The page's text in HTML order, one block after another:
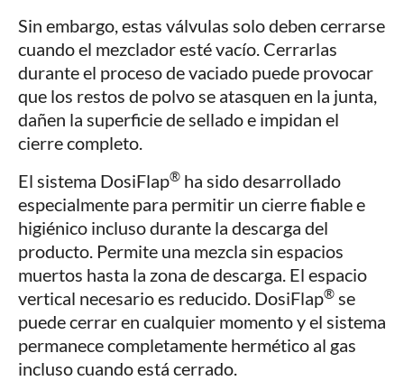
Sin embargo, estas válvulas solo deben cerrarse
cuando el mezclador esté vacío. Cerrarlas
durante el proceso de vaciado puede provocar
que los restos de polvo se atasquen en la junta,
dañen la superficie de sellado e impidan el
cierre completo.
El sistema DosiFlap® ha sido desarrollado
especialmente para permitir un cierre fiable e
higiénico incluso durante la descarga del
producto. Permite una mezcla sin espacios
muertos hasta la zona de descarga. El espacio
vertical necesario es reducido. DosiFlap® se
puede cerrar en cualquier momento y el sistema
permanece completamente hermético al gas
incluso cuando está cerrado.